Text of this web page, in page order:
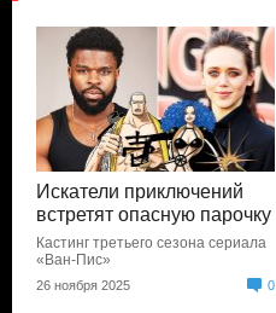
Искатели приключений
встретят опасную парочку
Кастинг третьего сезона сериала
«Ван-Пис»
26 ноября 2025 0